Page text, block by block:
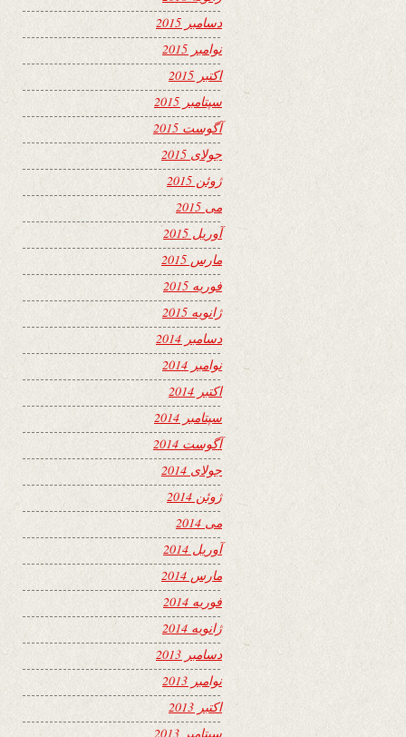
دسامبر 2015
نوامبر 2015
اکتبر 2015
سپتامبر 2015
آگوست 2015
جولای 2015
ژوئن 2015
می 2015
آوریل 2015
مارس 2015
فوریه 2015
ژانویه 2015
دسامبر 2014
نوامبر 2014
اکتبر 2014
سپتامبر 2014
آگوست 2014
جولای 2014
ژوئن 2014
می 2014
آوریل 2014
مارس 2014
فوریه 2014
ژانویه 2014
دسامبر 2013
نوامبر 2013
اکتبر 2013
سپتامبر 2013